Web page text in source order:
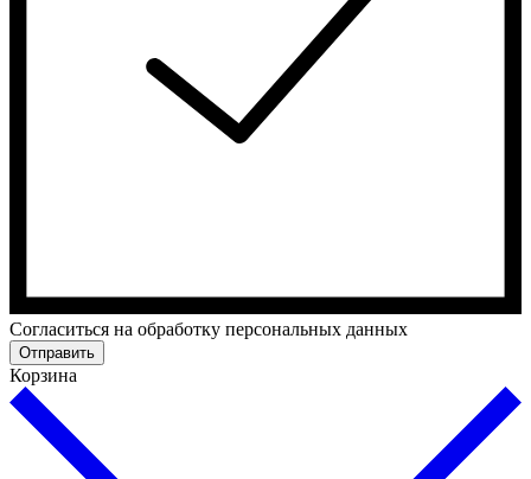
Cогласиться на обработку персональных данных
Отправить
Корзина